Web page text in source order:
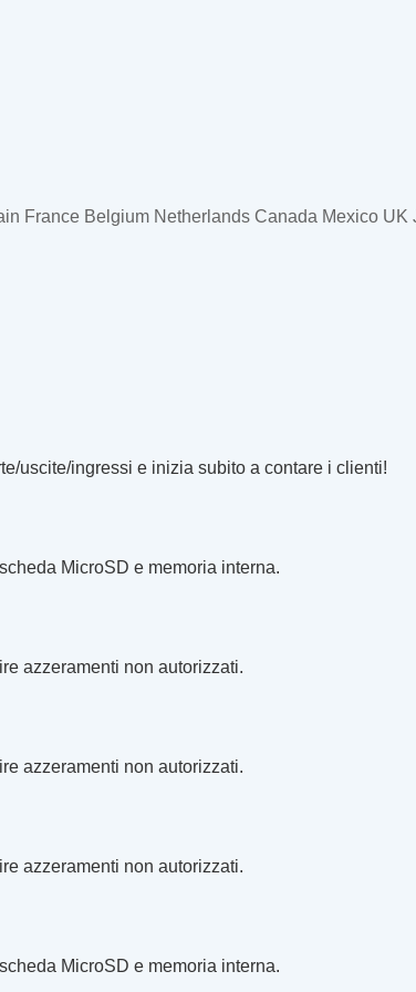
France Belgium Netherlands Canada Mexico UK
uscite/ingressi e inizia subito a contare i clienti!
MicroSD e memoria interna.
azzeramenti non autorizzati.
azzeramenti non autorizzati.
azzeramenti non autorizzati.
MicroSD e memoria interna.